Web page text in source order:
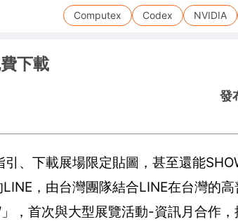
Computex Codex NVIDIA
下載
發
、下載展場限定貼圖，甚至還能
，由台灣團隊結合LINE在台灣的
，首次與大型展覽活動-資訊月合作